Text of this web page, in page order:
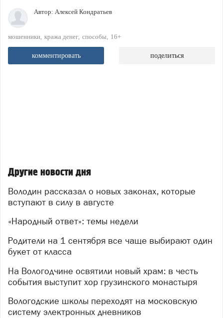
Автор: Алексей Кондратьев
мошенники кража денег способы 16+
комментировать поделиться
Другие новости дня
Володин рассказал о новых законах, которые
вступают в силу в августе
«Народный ответ»: темы недели
Родители на 1 сентября все чаще выбирают один
букет от класса
На Вологодчине освятили новый храм: в честь
события выступит хор грузинского монастыря
Вологодские школы переходят на московскую
систему электронных дневников